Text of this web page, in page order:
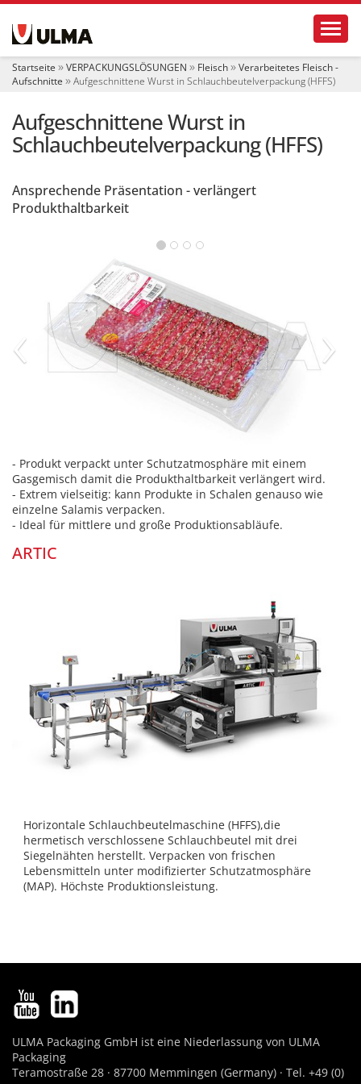
t
Startseite VERPACKUNGSLÖSUNGEN Fleisch
Verarbeitetes Fleisch -
Aufschnitte
Aufgeschnittene Wurst in Schlauchbeutelverpackung (HFFS)
Aufgeschnittene Wurst in
Schlauchbeutelverpackung (HFFS)
Ansprechende Präsentation - verlängert
Produkthaltbarkeit
‹ ›
- Produkt verpackt unter Schutzatmosphäre mit einem
Gasgemisch damit die Produkthaltbarkeit verlängert wird.
- Extrem vielseitig: kann Produkte in Schalen genauso wie
einzelne Salamis verpacken.
- Ideal für mittlere und große Produktionsabläufe.
ARTIC
Horizontale Schlauchbeutelmaschine (HFFS),die
hermetisch verschlossene Schlauchbeutel mit drei
Siegelnähten herstellt. Verpacken von frischen
Lebensmitteln unter modifizierter Schutzatmosphäre
(MAP). Höchste Produktionsleistung.
ULMA Packaging GmbH ist eine Niederlassung von ULMA
Packaging
Teramostraße 28 · 87700 Memmingen (Germany) · Tel. +49 (0)